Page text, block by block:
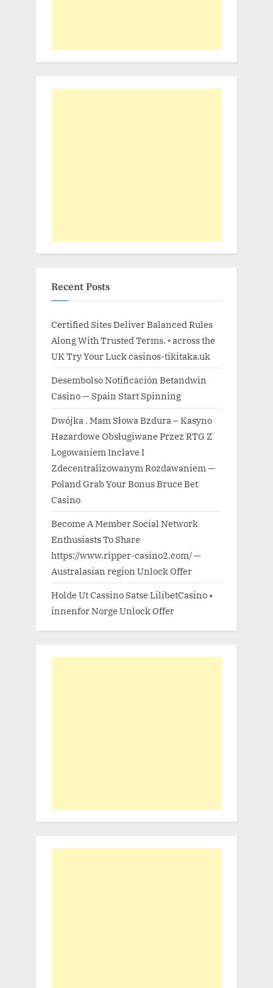
Recent Posts
Certified Sites Deliver Balanced Rules
Along With Trusted Terms. ◦ across the
UK Try Your Luck casinos-tikitaka.uk
Desembolso Notificación Betandwin
Casino — Spain Start Spinning
Dwójka . Mam Słowa Bzdura – Kasyno
Hazardowe Obsługiwane Przez RTG Z
Logowaniem Inclave I
Zdecentralizowanym Rozdawaniem —
Poland Grab Your Bonus Bruce Bet
Casino
Become A Member Social Network
Enthusiasts To Share
https://www.ripper-casino2.com/ —
Australasian region Unlock Offer
Holde Ut Cassino Satse LilibetCasino •
innenfor Norge Unlock Offer